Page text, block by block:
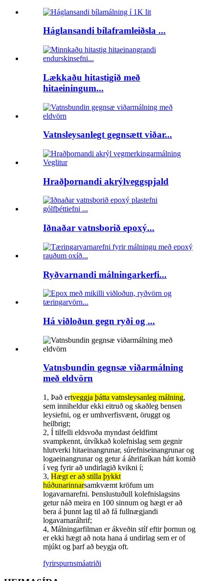
Háglansandi bílaframleiðsla ...
Lækkaðu hitastigið með
hitaeiningum...
Vatnsleysanlegt gegnsætt viðar...
Hraðþornandi akrýlveggspjald
Iðnaðar vatnsborið epoxý...
Ryðvarnandi málningarkerfi...
Há viðloðun gegn ryði og ...
Vatnsbundin gegnsæ viðarmálning
með eldvörn
1, Það ertveggja þátta vatnsleysanleg málning,
sem inniheldur ekki eitruð og skaðleg bensen
leysiefni, og er umhverfisvænt, öruggt og
heilbrigt;
2, Í tilfelli eldsvoða myndast óeldfimt
svampkennt, útvíkkað kolefnislag sem gegnir
hlutverki hitaeinangrunar, súrefniseinangrunar og
logaeinangrunar og getur á áhrifaríkan hátt komið
í veg fyrir að undirlagið kvikni í;
3, Hægt er að stilla þykkt
húðunarinnarsamkvæmt kröfum um
logavarnarefni. Þenslustuðull kolefnislagsins
getur náð meira en 100 sinnum og hægt er að
bera á þunnt lag til að fá fullnægjandi
logavarnaráhrif;
4, Málningarfilman er ákveðin stíf eftir þornun og
er ekki hægt að nota hana á undirlag sem er of
mjúkt og þarf að beygja oft.
fyrirspurnsmáatriði